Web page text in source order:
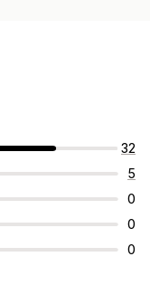
32
5
0
0
0